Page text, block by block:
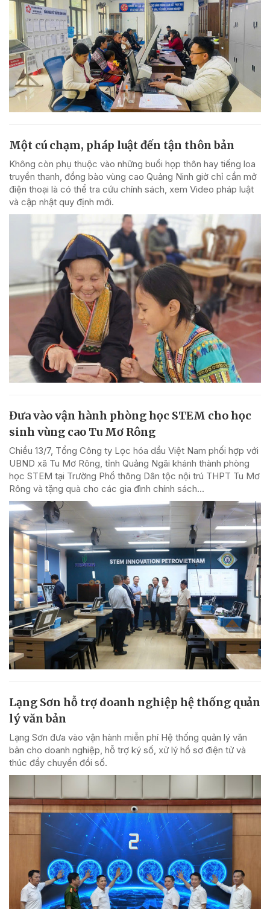
Một cú chạm, pháp luật đến tận thôn bản
Không còn phụ thuộc vào những buổi họp thôn hay tiếng loa
truyền thanh, đồng bào vùng cao Quảng Ninh giờ chỉ cần mở
điện thoại là có thể tra cứu chính sách, xem Video pháp luật
và cập nhật quy định mới.
Đưa vào vận hành phòng học STEM cho học
sinh vùng cao Tu Mơ Rông
Chiều 13/7, Tổng Công ty Lọc hóa dầu Việt Nam phối hợp với
UBND xã Tu Mơ Rông, tỉnh Quảng Ngãi khánh thành phòng
học STEM tại Trường Phổ thông Dân tộc nội trú THPT Tu Mơ
Rông và tặng quà cho các gia đình chính sách...
Lạng Sơn hỗ trợ doanh nghiệp hệ thống quản
lý văn bản
Lạng Sơn đưa vào vận hành miễn phí Hệ thống quản lý văn
bản cho doanh nghiệp, hỗ trợ ký số, xử lý hồ sơ điện tử và
thúc đẩy chuyển đổi số.